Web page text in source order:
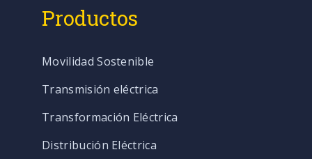
Productos
Movilidad Sostenible
Transmisión eléctrica
Transformación Eléctrica
Distribución Eléctrica